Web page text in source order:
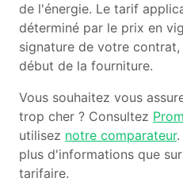
de l'énergie. Le tarif
déterminé par le prix en
signature de votre
début de la fourniture.
Vous souhaitez vous
trop cher ? Consultez
utilisez notre comparateur.
plus d'informations que
tarifaire.